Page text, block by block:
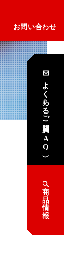
お問い合わせ
よくあるご質問
（FAQ）
商
品
情
報